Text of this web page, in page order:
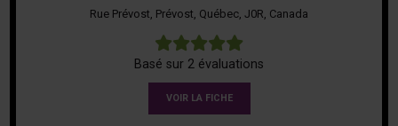
Rue Prévost, Prévost, Québec, J0R, Canada
Basé sur 2 évaluations
VOIR LA FICHE